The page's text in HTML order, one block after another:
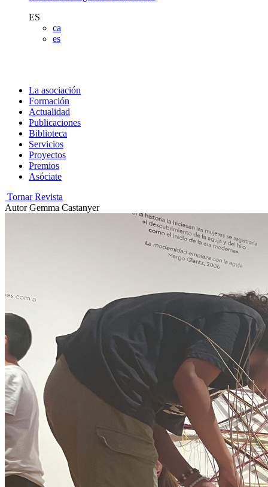
ES
ca
es
La asociación
Formación
Actualidad
Publicaciones
Biblioteca
Servicios
Proyectos
Premios
Asóciate
Tornar Revista
Autor Gemma Castanyer